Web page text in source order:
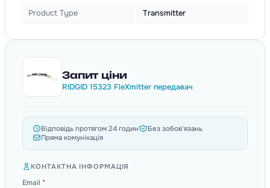
Product Type Transmitter
Запит ціни
RIDGID 15323 FleXmitter передавач
Відповідь протягом 24 годин
Без зобов'язань
Пряма комунікація
КОНТАКТНА ІНФОРМАЦІЯ
Email *